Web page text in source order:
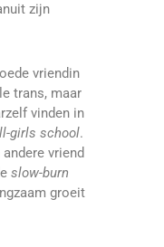
zijn
vriendin
trans, maar
vinden in
girls school.
vriend
slow-burn
groeit